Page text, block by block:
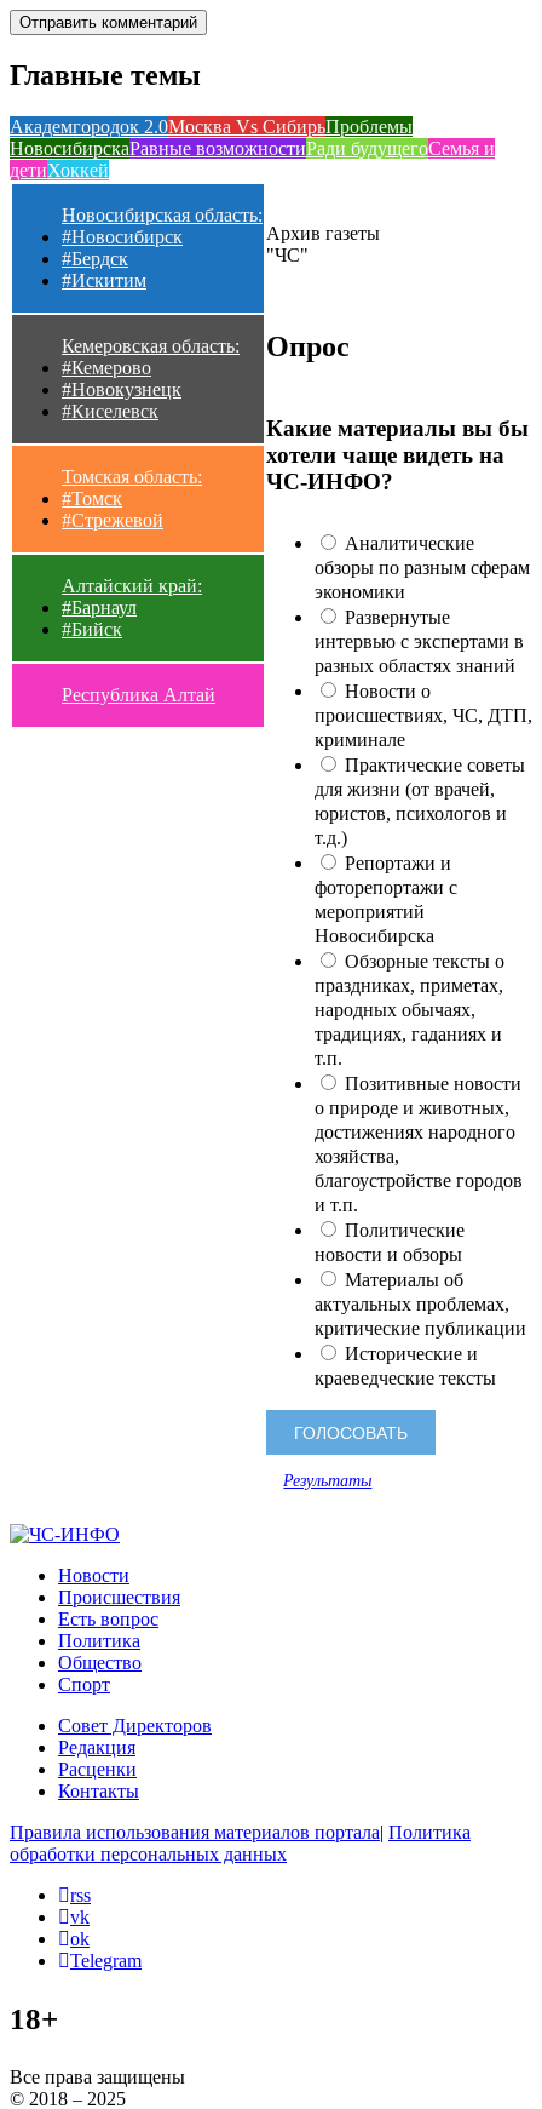
Главные темы
Академгородок 2.0Москва Vs СибирьПроблемы
НовосибирскаРавные возможностиРади будущегоСемья и
детиХоккей
Новосибирская область:
#Новосибирск
#Бердск
#Искитим
Кемеровская область:
#Кемерово
#Новокузнецк
#Киселевск
Томская область:
#Томск
#Стрежевой
Алтайский край:
#Барнаул
#Бийск
Республика Алтай
Архив газеты
"ЧС"
Опрос
Какие материалы вы бы
хотели чаще видеть на
ЧС-ИНФО?
Аналитические
обзоры по разным сферам
экономики
Развернутые
интервью с экспертами в
разных областях знаний
Новости о
происшествиях, ЧС, ДТП,
криминале
Практические советы
для жизни (от врачей,
юристов, психологов и
т.д.)
Репортажи и
фоторепортажи с
мероприятий
Новосибирска
Обзорные тексты о
праздниках, приметах,
народных обычаях,
традициях, гаданиях и
т.п.
Позитивные новости
о природе и животных,
достижениях народного
хозяйства,
благоустройстве городов
и т.п.
Политические
новости и обзоры
Материалы об
актуальных проблемах,
критические публикации
Исторические и
краеведческие тексты
Результаты
Новости
Происшествия
Есть вопрос
Политика
Общество
Спорт
Совет Директоров
Редакция
Расценки
Контакты
Правила использования материалов портала| Политика
обработки персональных данных
rss
vk
ok
Telegram
18+
Все права защищены
© 2018 – 2025